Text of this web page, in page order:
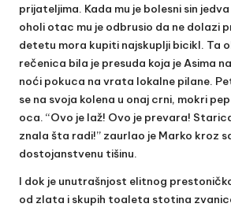
prijateljima. Kada mu je bolesni sin
oholi otac mu je odbrusio da ne dolazi
detetu mora kupiti najskuplji bicikl. Ta
rečenica bila je presuda koja je Asima
noći pokuca na vrata lokalne pilane.
se na svoja kolena u onaj crni, mokri
oca. “Ovo je laž! Ovo je prevara!
znala šta radi!” zaurlao je Marko kroz
dostojanstvenu tišinu.
I dok je unutrašnjost elitnog
od zlata i skupih toaleta stotina